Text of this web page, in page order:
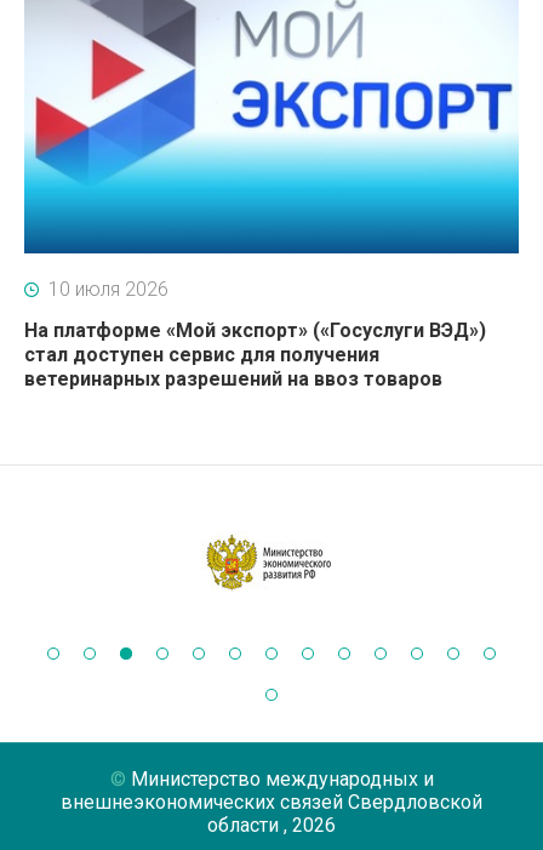
10 июля 2026
На платформе «Мой экспорт» («Госуслуги ВЭД»)
стал доступен сервис для получения
ветеринарных разрешений на ввоз товаров
Министерство международных и
внешнеэкономических связей Свердловской
области , 2026